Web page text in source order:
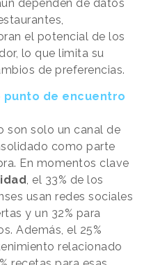
dependen de datos
el potencial de los
lo que limita su
de preferencias.
punto de encuentro
son solo un canal de
como parte
En momentos clave
, el 33% de los
usan redes sociales
y un 32% para
Además, el 25%
relacionado